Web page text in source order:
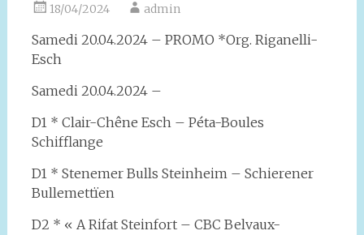
18/04/2024 admin
Samedi 20.04.2024 – PROMO *Org. Riganelli-
Esch
Samedi 20.04.2024 –
D1 * Clair-Chêne Esch – Péta-Boules
Schifflange
D1 * Stenemer Bulls Steinheim – Schierener
Bullemettïen
D2 * « A Rifat Steinfort – CBC Belvaux-